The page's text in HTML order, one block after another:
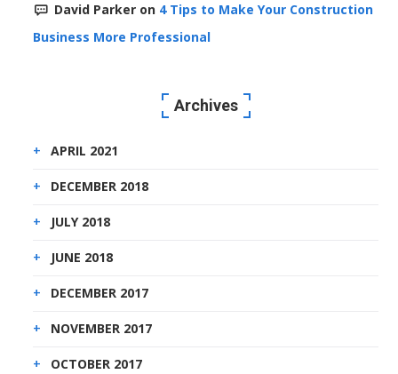
David Parker on 4 Tips to Make Your Construction
Business More Professional
Archives
APRIL 2021
DECEMBER 2018
JULY 2018
JUNE 2018
DECEMBER 2017
NOVEMBER 2017
OCTOBER 2017